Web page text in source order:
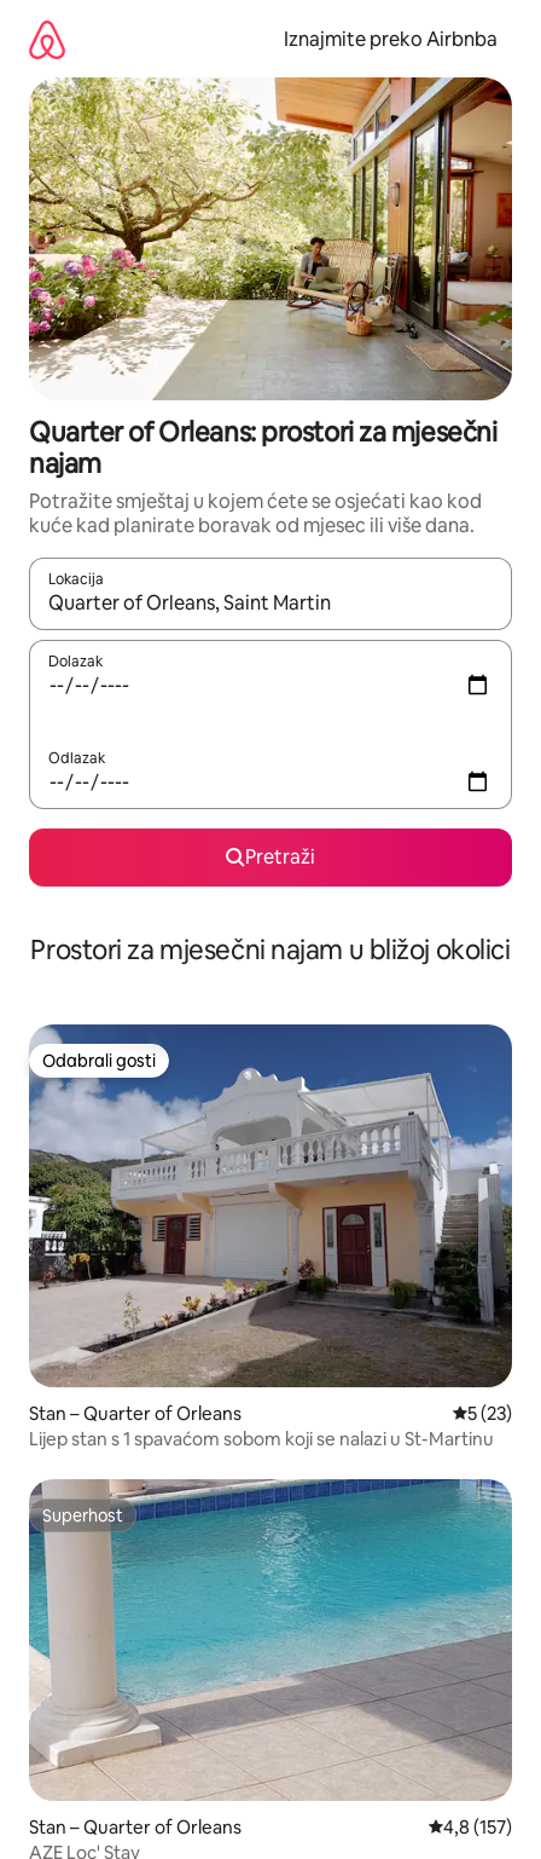
sadržaj
Iznajmite preko Airbnba
Quarter of Orleans: prostori za mjesečni
najam
Potražite smještaj u kojem ćete se osjećati kao kod
kuće kad planirate boravak od mjesec ili više dana.
Lokacija
Kada budu dostupni rezultati, moći ćete ih pregledati
Dolazak
Odlazak
Pretraži
Prostori za mjesečni najam u bližoj okolici
Odabrali gosti
Odabrali gosti
Stan – Quarter of Orleans Prosječna
5 (23)
Lijep stan s 1 spavaćom sobom koji se nalazi u St-Martinu
Superhost
Superhost
Stan – Quarter of Orleans Prosječna
4,8 (157)
AZE Loc' Stay